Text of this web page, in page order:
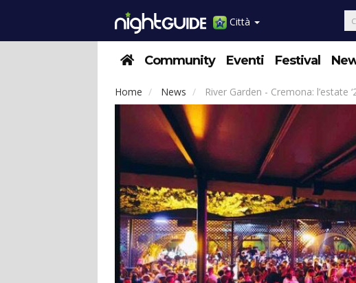
Città
Community Eventi Festival
Home News River Garden - Cremona: l’estate